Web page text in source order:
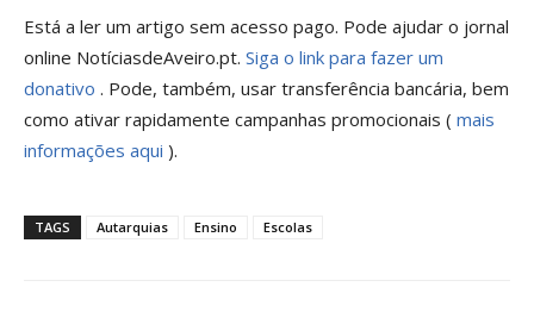
Está a ler um artigo sem acesso pago. Pode ajudar o jornal
online NotíciasdeAveiro.pt. Siga o link para fazer um
donativo . Pode, também, usar transferência bancária, bem
como ativar rapidamente campanhas promocionais ( mais
informações aqui ).
TAGS Autarquias Ensino Escolas